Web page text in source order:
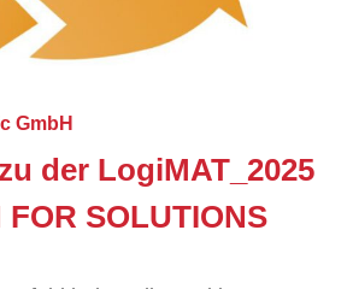
GmbH
der LogiMAT_2025
FOR SOLUTIONS